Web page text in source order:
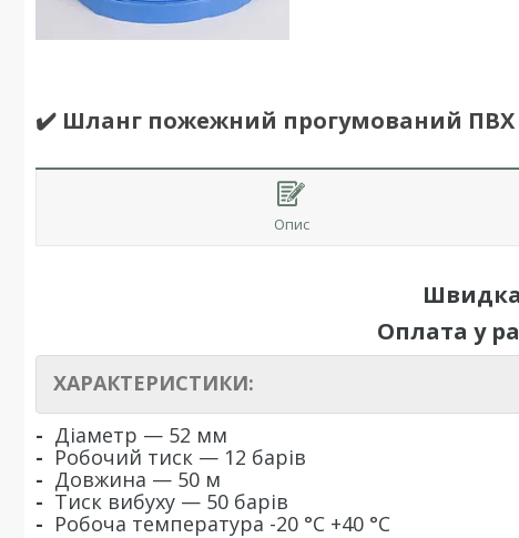
✔️ Шланг пожежний прогумований ПВХ
Опис
Оплата у
ХАРАКТЕРИСТИКИ:
- Діаметр — 52 мм
- Робочий тиск — 12 барів
- Довжина — 50 м
- Тиск вибуху — 50 барів
- Робоча температура -20 °C +40 °C